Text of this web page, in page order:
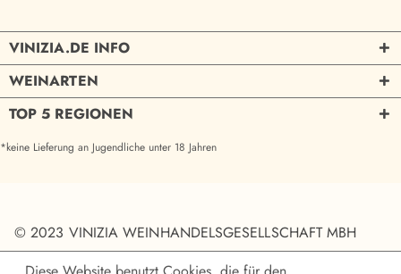
VINIZIA.DE INFO
WEINARTEN
TOP 5 REGIONEN
*keine Lieferung an Jugendliche unter 18 Jahren
© 2023 VINIZIA WEINHANDELSGESELLSCHAFT MBH